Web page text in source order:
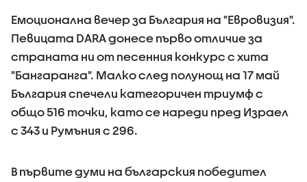
Емоционална вечер за България на "Евровизия".
Певицата DARA донесе първо отличие за
страната ни от песенния конкурс с хита
"Бангаранга". Малко след полунощ на 17 май
България спечели категоричен триумф с
общо 516 точки, като се нареди пред Израел
с 343 и Румъния с 296.
В първите думи на българския победител